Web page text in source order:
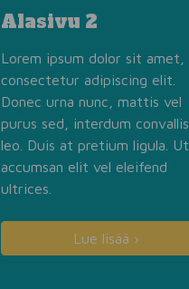
Alasivu 2
Lorem ipsum dolor sit amet,
consectetur adipiscing elit.
Donec urna nunc, mattis vel
purus sed, interdum convallis
leo. Duis at pretium ligula. Ut
accumsan elit vel eleifend
ultrices.
Lue lisää ›